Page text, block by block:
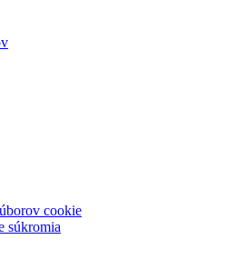
cookie
súkromia